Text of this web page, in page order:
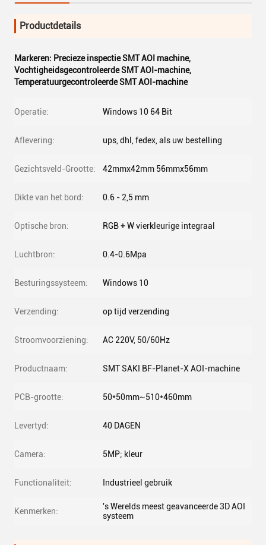
Productdetails
Markeren: Precieze inspectie SMT AOI machine,
Vochtigheidsgecontroleerde SMT AOI-machine,
Temperatuurgecontroleerde SMT AOI-machine
Operatie: Windows 10 64 Bit
Aflevering: ups, dhl, fedex, als uw bestelling
Gezichtsveld-Grootte: 42mmx42mm 56mmx56mm
Dikte van het bord: 0.6 - 2,5 mm
Optische bron: RGB + W vierkleurige integraal
Luchtbron: 0.4-0.6Mpa
Besturingssysteem: Windows 10
Verzending: op tijd verzending
Stroomvoorziening: AC 220V, 50/60Hz
Productnaam: SMT SAKI BF-Planet-X AOI-machine
PCB-grootte: 50*50mm~510*460mm
Levertyd: 40 DAGEN
Camera: 5MP; kleur
Functionaliteit: Industrieel gebruik
Kenmerken:
's Werelds meest geavanceerde 3D AOI
systeem